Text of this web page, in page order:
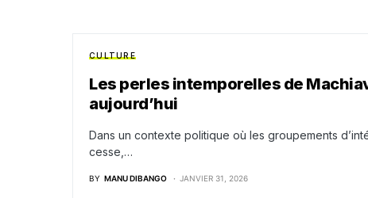
CULTURE
Les perles intemporelles de
aujourd’hui
Dans un contexte politique où les groupements
cesse,…
BY MANU DIBANGO JANVIER 31, 2026